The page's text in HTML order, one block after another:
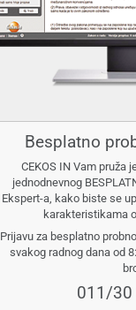
Besplatno
CEKOS IN Vam pruža
jednodnevnog
Ekspert-a, kako biste se
karakteristikama
Prijavu za besplatno
svakog radnog dana od
011/30